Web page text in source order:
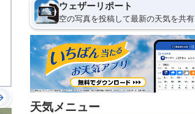
ウェザーリポート
空の写真を投稿して最新の天気を共有
天気メニュー